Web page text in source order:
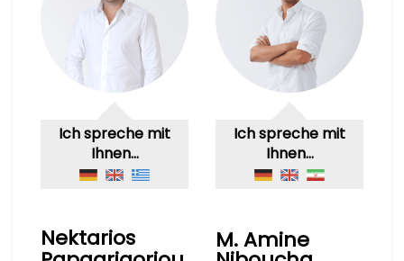
Ich spreche mit
Ihnen…
Ich spreche mit
Ihnen…
Nektarios M. Amine